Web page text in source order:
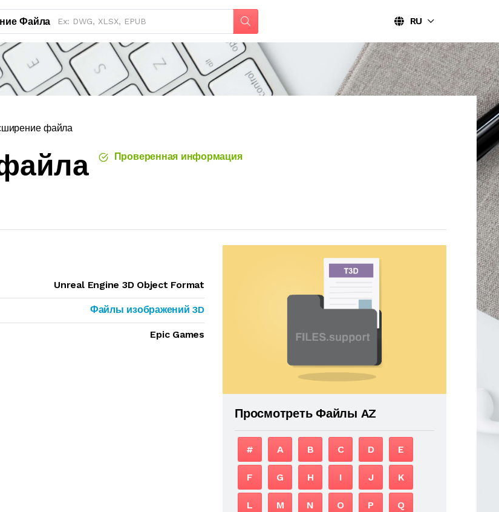
Файла RU
файла
Проверенная информация
Unreal Engine 3D Object Format
Файлы изображений 3D
Epic Games
Просмотреть Файлы AZ
# A B C D E
F G H I J K
L M N O P Q